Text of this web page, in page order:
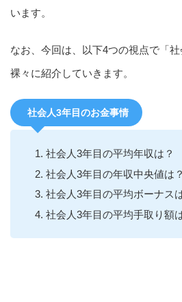
います。
なお、今回は、以下4つの視点で「
裸々に紹介していきます。
社会人3年目のお金事情
社会人3年目の平均年収は？
社会人3年目の年収中央値は？
社会人3年目の平均ボーナス
社会人3年目の平均手取り額